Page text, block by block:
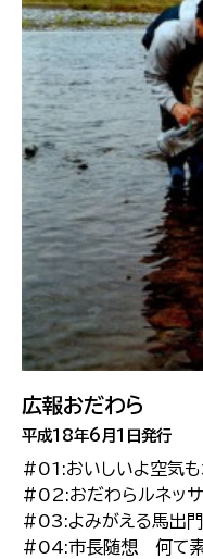
広報おだわら
平成18年6月1日発行
#01:おいしいよ空気も
#02:おだわらルネッ
#03:よみがえる馬出門
#04:市長随想 何て素